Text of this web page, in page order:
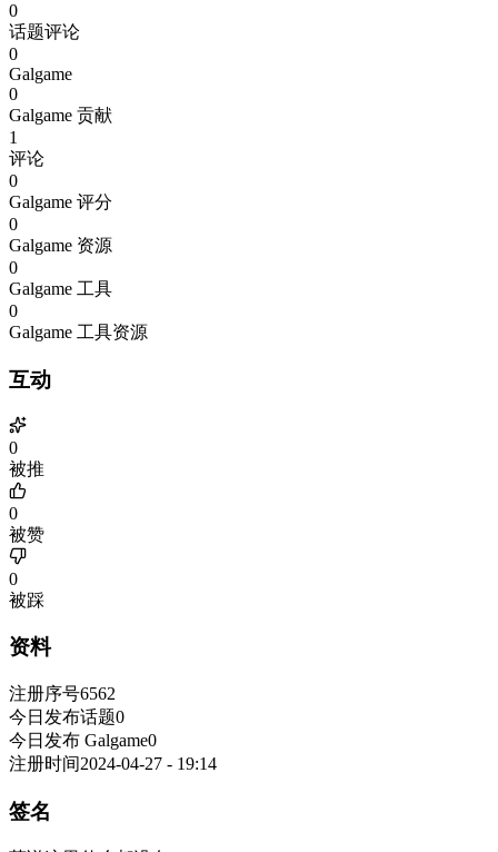
0
话题评论
0
Galgame
0
Galgame 贡献
1
评论
0
Galgame 评分
0
Galgame 资源
0
Galgame 工具
0
Galgame 工具资源
互动
0
被推
0
被赞
0
被踩
资料
注册序号6562
今日发布话题0
今日发布 Galgame0
注册时间2024-04-27 - 19:14
签名